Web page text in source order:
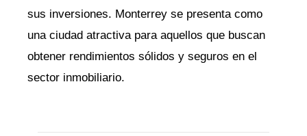
sus inversiones. Monterrey se presenta como
una ciudad atractiva para aquellos que buscan
obtener rendimientos sólidos y seguros en el
sector inmobiliario.